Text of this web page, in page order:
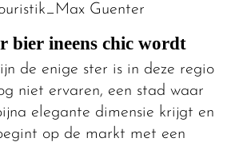
Guenter
bier ineens chic wordt
de enige ster is in deze regio
niet ervaren, een stad waar
elegante dimensie krijgt en
op de markt met een